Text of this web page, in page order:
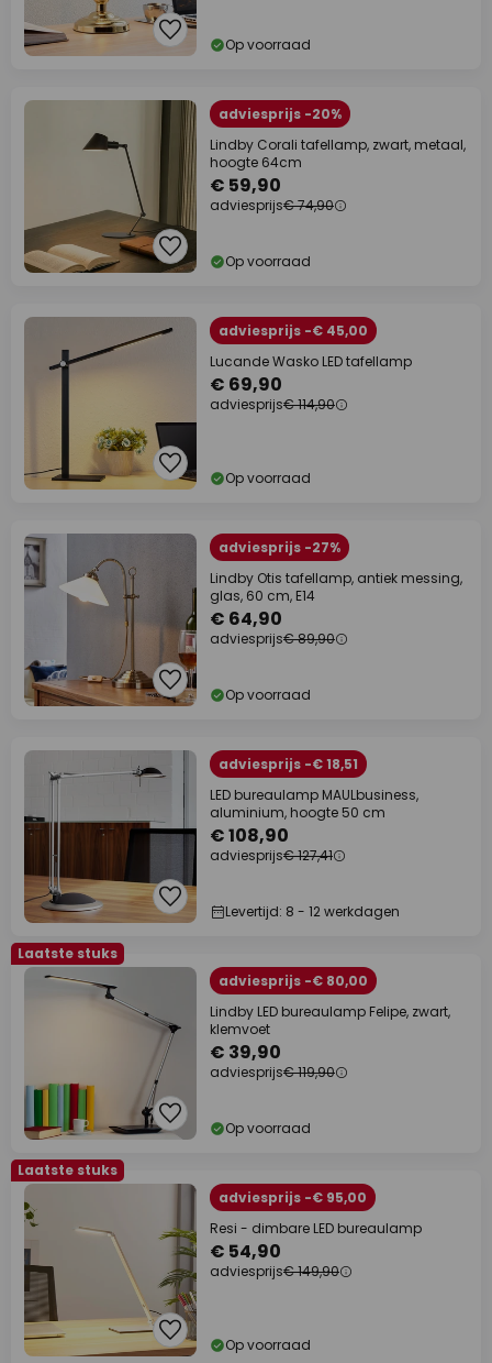
Op voorraad
adviesprijs -20%
Lindby Corali tafellamp, zwart, metaal,
hoogte 64cm
€ 59,90
adviesprijs€ 74,90
Op voorraad
adviesprijs -€ 45,00
Lucande Wasko LED tafellamp
€ 69,90
adviesprijs€ 114,90
Op voorraad
adviesprijs -27%
Lindby Otis tafellamp, antiek messing,
glas, 60 cm, E14
€ 64,90
adviesprijs€ 89,90
Op voorraad
adviesprijs -€ 18,51
LED bureaulamp MAULbusiness,
aluminium, hoogte 50 cm
€ 108,90
adviesprijs€ 127,41
Levertijd: 8 - 12 werkdagen
Laatste stuks
adviesprijs -€ 80,00
Lindby LED bureaulamp Felipe, zwart,
klemvoet
€ 39,90
adviesprijs€ 119,90
Op voorraad
Laatste stuks
adviesprijs -€ 95,00
Resi - dimbare LED bureaulamp
€ 54,90
adviesprijs€ 149,90
Op voorraad